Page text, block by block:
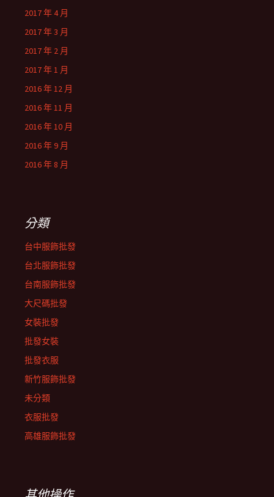
2017 年 4 月
2017 年 3 月
2017 年 2 月
2017 年 1 月
2016 年 12 月
2016 年 11 月
2016 年 10 月
2016 年 9 月
2016 年 8 月
分類
台中服飾批發
台北服飾批發
台南服飾批發
大尺碼批發
女裝批發
批發女裝
批發衣服
新竹服飾批發
未分類
衣服批發
高雄服飾批發